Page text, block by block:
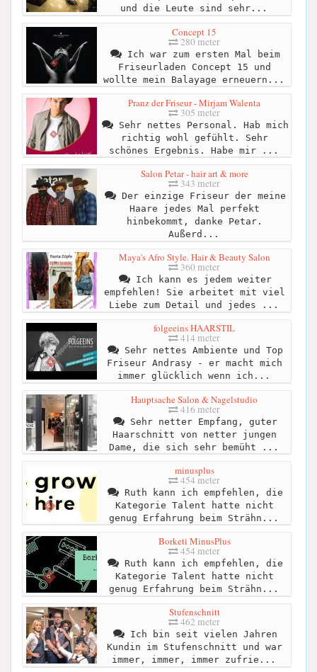
und die Leute sind sehr...
Concept 15
280 meter
Ich war zum ersten Mal beim
Friseurladen Concept 15 und
wollte mein Balayage erneuern...
Pranz der Friseur - Mirjam Walenta
305 meter
Sehr nettes Personal. Hab mich
richtig wohl gefühlt. Sehr
schönes Ergebnis. Habe mir ...
Salon Petar - hair art & more
343 meter
Der einzige Friseur der meine
Haare jedes Mal perfekt
hinbekommt, danke Petar.
Außerd...
Maya's Afro Style. Hair & Beauty Salon
360 meter
Ich kann es jedem weiter
empfehlen! Sie arbeitet mit viel
Liebe zum Detail und jedes ...
folgeeins HAARSTIL
414 meter
Sehr nettes Ambiente und Top
Friseur Andrasy - er macht mich
immer glücklich wenn ich...
Hauptsache Salon & Nagelstudio
416 meter
Sehr netter Empfang, guter
Haarschnitt von netter jungen
Dame, die sich sehr bemüht ...
minusplus
454 meter
Ruth kann ich empfehlen, die
Kategorie Talent hatte nicht
genug Erfahrung beim Strähn...
Borketi MinusPlus
454 meter
Ruth kann ich empfehlen, die
Kategorie Talent hatte nicht
genug Erfahrung beim Strähn...
Stufenschnitt
462 meter
Ich bin seit vielen Jahren
Kundin im Stufenschnitt und war
immer, immer, immer zufrie...